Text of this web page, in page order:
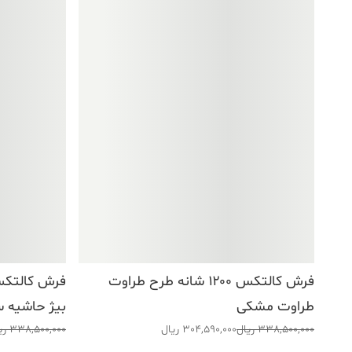
فرش کالتکس ۱۲۰۰ شانه طرح طراوت
طراوت مشکی
338,500,000 ریال
قیمت
304,590,000 ریال
قیمت
بیژ
338,500,000
قیمت
قیمت